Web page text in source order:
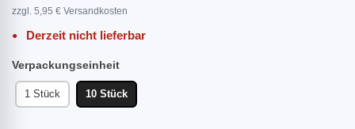
zzgl. 5,95 € Versandkosten
Derzeit nicht lieferbar
Verpackungseinheit
1 Stück 10 Stück